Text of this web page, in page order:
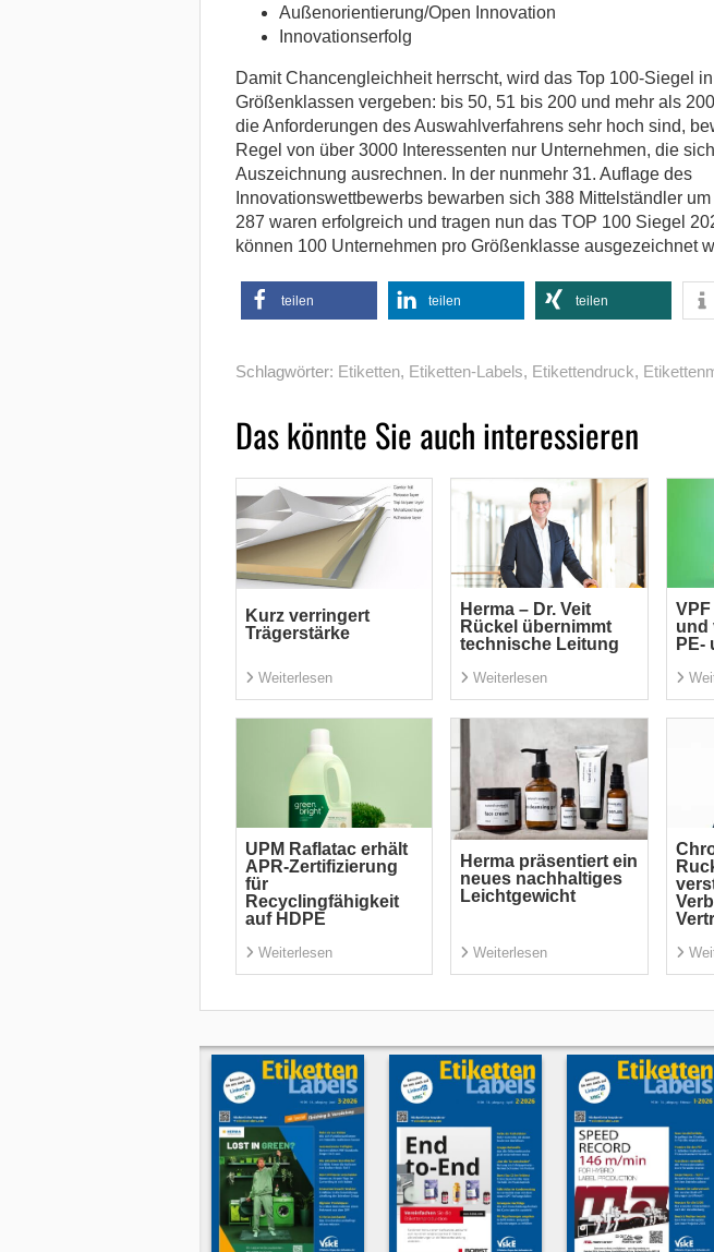
Außenorientierung/Open Innovation
Innovationserfolg
Damit Chancengleichheit herrscht, wird das Top 100-Siegel
Größenklassen vergeben: bis 50, 51 bis 200 und mehr als
die Anforderungen des Auswahlverfahrens sehr hoch sind,
Regel von über 3000 Interessenten nur Unternehmen, die
Auszeichnung ausrechnen. In der nunmehr 31. Auflage des
Innovationswettbewerbs bewarben sich 388 Mittelständler
287 waren erfolgreich und tragen nun das TOP 100 Siegel
können 100 Unternehmen pro Größenklasse ausgezeichnet
teilen teilen teilen
Schlagwörter: Etiketten, Etiketten-Labels, Etikettendruck,
Das könnte Sie auch interessieren
Kurz verringert
Trägerstärke
Weiterlesen
Herma – Dr. Veit
Rückel übernimmt
technische Leitung
Weiterlesen
und
PE-
UPM Raflatac erhält
APR-Zertifizierung
für
Recyclingfähigkeit
auf HDPE
Weiterlesen
Herma präsentiert ein
neues nachhaltiges
Leichtgewicht
Weiterlesen